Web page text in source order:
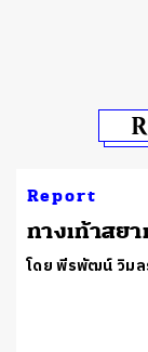
Report
ทางเท้าสย
โดย พีรพัฒน์ วิม